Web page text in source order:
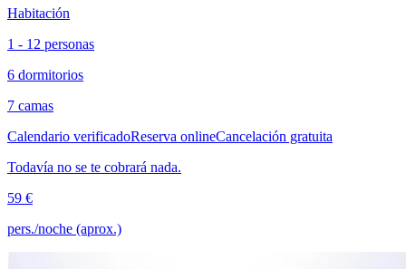
Habitación
1 - 12 personas
6 dormitorios
7 camas
Calendario verificadoReserva onlineCancelación gratuita
Todavía no se te cobrará nada.
59 €
pers./noche (aprox.)